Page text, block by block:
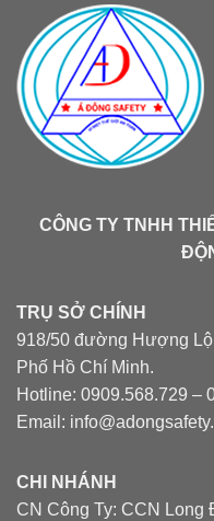
CÔNG TY TNHH
TRỤ SỞ CHÍNH
918/50 đường Hượng
Phố Hồ Chí Minh.
Hotline: 0909.568.729 –
Email:
CHI NHÁNH
CN Công Ty: CCN Long